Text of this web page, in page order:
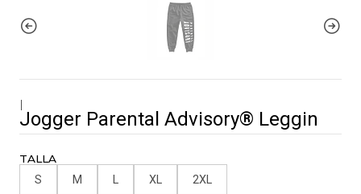
|
Jogger Parental Advisory® Leggin
TALLA
S M L XL 2XL